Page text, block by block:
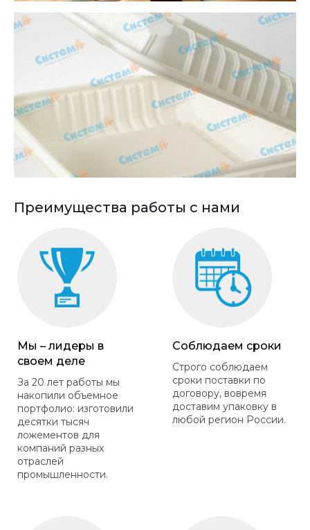
Преимущества работы с нами
Мы – лидеры в
своем деле
За 20 лет работы мы
накопили объемное
портфолио: изготовили
десятки тысяч
ложементов для
компаний разных
отраслей
промышленности.
Соблюдаем сроки
Строго соблюдаем
сроки поставки по
договору, вовремя
доставим упаковку в
любой регион России.